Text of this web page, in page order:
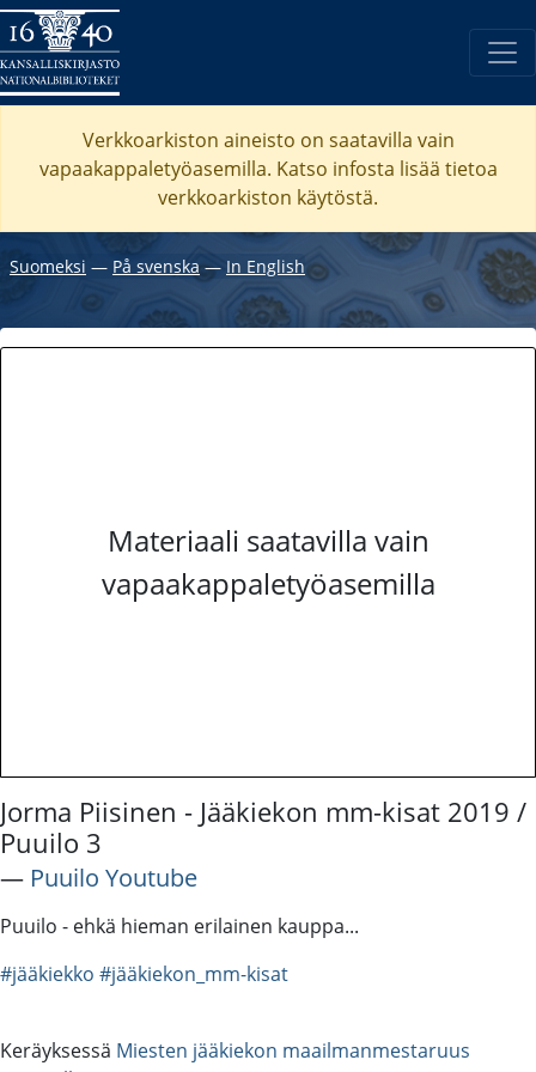
Verkkoarkiston aineisto on saatavilla vain
vapaakappaletyöasemilla. Katso infosta lisää tietoa
verkkoarkiston käytöstä.
Suomeksi ― På svenska― In English
Materiaali saatavilla vain
vapaakappaletyöasemilla
Jorma Piisinen - Jääkiekon mm-kisat 2019 /
Puuilo 3
― Puuilo Youtube
Puuilo - ehkä hieman erilainen kauppa...
#jääkiekko #jääkiekon_mm-kisat
Keräyksessä Miesten jääkiekon maailmanmestaruus